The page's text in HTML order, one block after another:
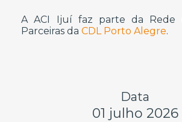
A ACI Ijuí faz parte da Rede
Parceiras daCDL Porto Alegre.
Data
01 julho 2026